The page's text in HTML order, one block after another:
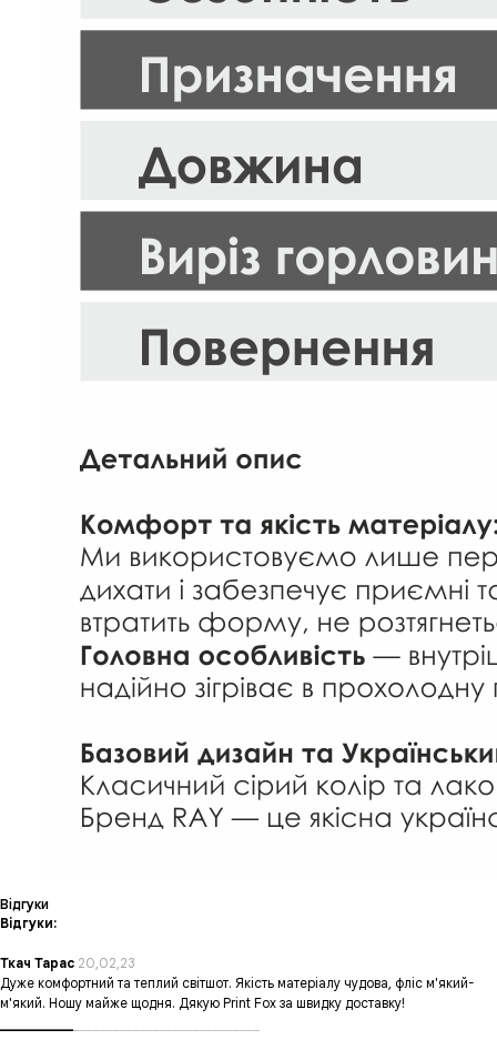
Відгуки
Відгуки:
Ткач Тарас 20,02,23
Дуже комфортний та теплий світшот. Якість матеріалу чудова, фліс м'який-
м'який. Ношу майже щодня. Дякую Print Fox за швидку доставку!